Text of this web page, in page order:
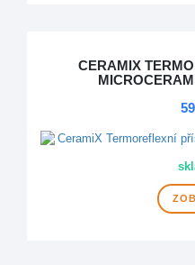
CERAMIX